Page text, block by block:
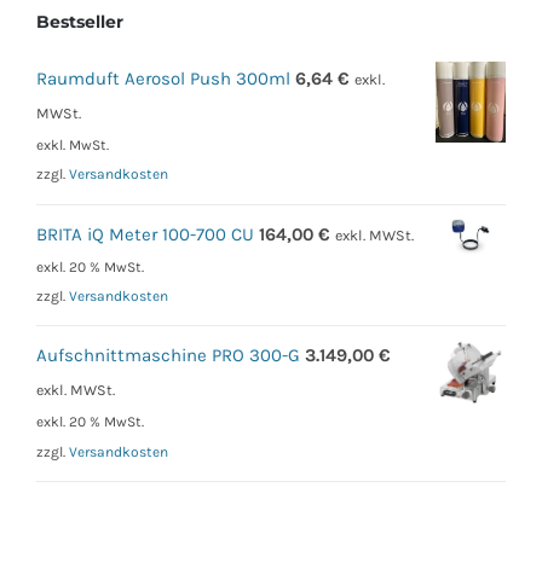
Bestseller
Raumduft Aerosol Push 300ml 6,64 € exkl.
MWSt.
exkl. MwSt.
zzgl. Versandkosten
BRITA iQ Meter 100-700 CU 164,00 € exkl. MWSt.
exkl. 20 % MwSt.
zzgl. Versandkosten
Aufschnittmaschine PRO 300-G 3.149,00 €
exkl. MWSt.
exkl. 20 % MwSt.
zzgl. Versandkosten